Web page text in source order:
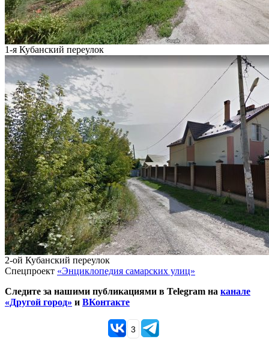
1-я Кубанский переулок
2-ой Кубанский переулок
Спецпроект «Энциклопедия самарских улиц»
Следите за нашими публикациями в Telegram на канале
«Другой город» и ВКонтакте
3